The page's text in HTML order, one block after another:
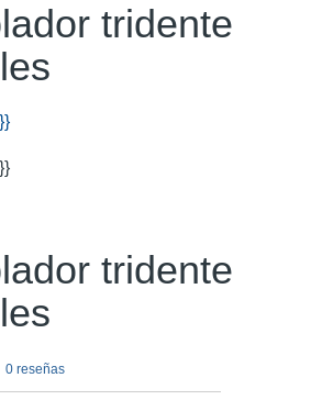
tridente
tridente
0 reseñas